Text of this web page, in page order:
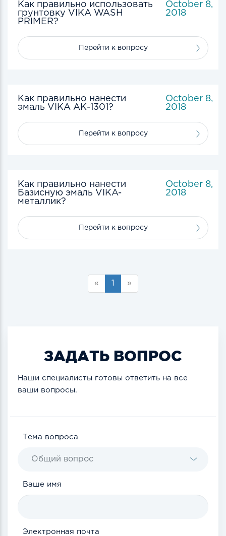
Как правильно использовать
грунтовку VIKA WASH
PRIMER?
October 8,
2018
Перейти к вопросу
Как правильно нанести
эмаль VIKA АК-1301?
October 8,
2018
Перейти к вопросу
Как правильно нанести
Базисную эмаль VIKA-
металлик?
October 8,
2018
Перейти к вопросу
« »
ЗАДАТЬ ВОПРОС
Наши специалисты готовы ответить на все
ваши вопросы.
Тема вопроса
Общий вопрос
Ваше имя
Электронная почта